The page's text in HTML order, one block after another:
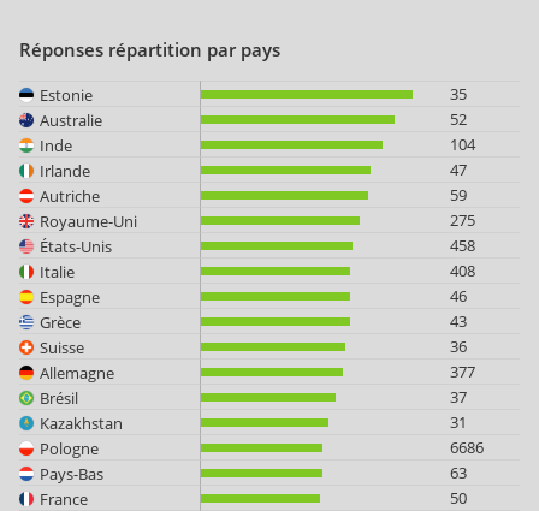
Réponses répartition par pays
Estonie
35
Australie
52
Inde
104
Irlande
47
Autriche
59
Royaume-Uni
275
États-Unis
458
Italie
408
Espagne
46
Grèce
43
Suisse
36
Allemagne
377
Brésil
37
Kazakhstan
31
Pologne
6686
Pays-Bas
63
France
50